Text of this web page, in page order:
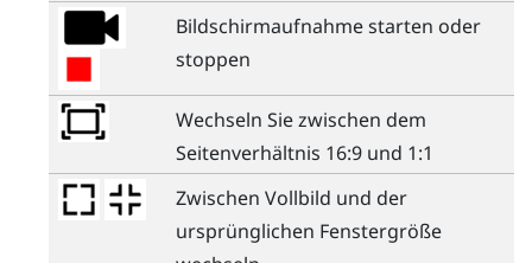
Bildschirmaufnahme starten oder
stoppen
Wechseln Sie zwischen dem
Seitenverhältnis 16:9 und 1:1
Zwischen Vollbild und der
ursprünglichen Fenstergröße